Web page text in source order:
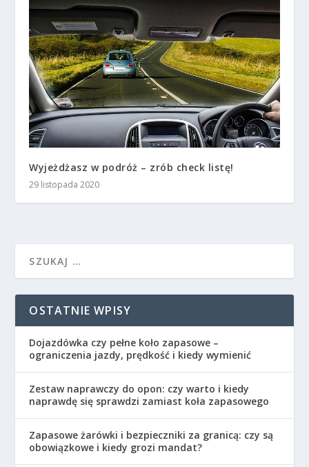
Wyjeżdżasz w podróż – zrób check listę!
29 listopada 2020
OSTATNIE WPISY
Dojazdówka czy pełne koło zapasowe –
ograniczenia jazdy, prędkość i kiedy wymienić
Zestaw naprawczy do opon: czy warto i kiedy
naprawdę się sprawdzi zamiast koła zapasowego
Zapasowe żarówki i bezpieczniki za granicą: czy są
obowiązkowe i kiedy grozi mandat?